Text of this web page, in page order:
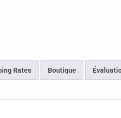
Rates Boutique